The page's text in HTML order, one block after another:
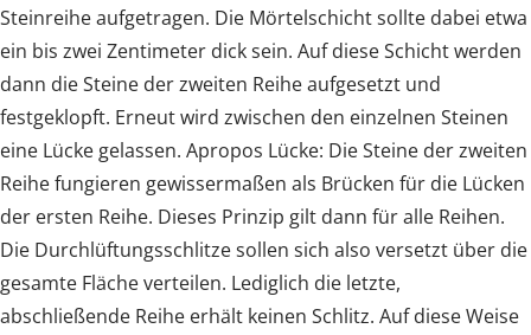
Steinreihe aufgetragen. Die Mörtelschicht sollte dabei etwa
ein bis zwei Zentimeter dick sein. Auf diese Schicht werden
dann die Steine der zweiten Reihe aufgesetzt und
festgeklopft. Erneut wird zwischen den einzelnen Steinen
eine Lücke gelassen. Apropos Lücke: Die Steine der zweiten
Reihe fungieren gewissermaßen als Brücken für die Lücken
der ersten Reihe. Dieses Prinzip gilt dann für alle Reihen.
Die Durchlüftungsschlitze sollen sich also versetzt über die
gesamte Fläche verteilen. Lediglich die letzte,
abschließende Reihe erhält keinen Schlitz. Auf diese Weise